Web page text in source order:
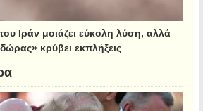
Ιράν μοιάζει εύκολη λύση, αλλά
κρύβει εκπλήξεις